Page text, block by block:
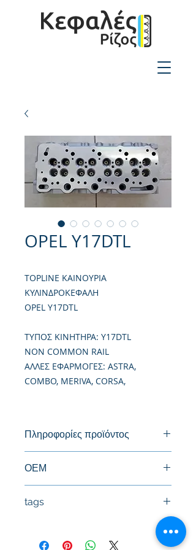
OPEL Y17DTL
TOPLINE ΚΑΙΝΟΥΡΙΑ
ΚΥΛΙΝΔΡΟΚΕΦΑΛΗ
OPEL Y17DTL
TΥΠΟΣ ΚΙΝΗΤΗΡΑ: Y17DTL
NON COMMON RAIL
ΑΛΛΕΣ ΕΦΑΡΜΟΓΕΣ: ASTRA,
COMBO, MERIVA, CORSA,
Πληροφορίες προϊόντος
ΟΕΜ
tags
#Κυλινδροκεφαλή #Κεφαλάρι